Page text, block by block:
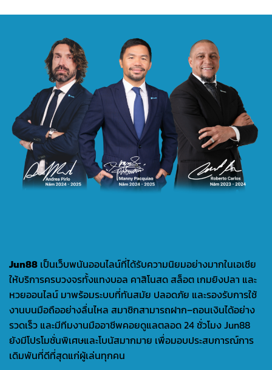
Jun88 เป็นเว็บพนันออนไลน์ที่ได้รับความนิยมอย่างมากในเอเชีย
ให้บริการครบวงจรทั้งแทงบอล คาสิโนสด สล็อต เกมยิงปลา และ
หวยออนไลน์ มาพร้อมระบบที่ทันสมัย ปลอดภัย และรองรับการใช้
งานบนมือถืออย่างลื่นไหล สมาชิกสามารถฝาก–ถอนเงินได้อย่าง
รวดเร็ว และมีทีมงานมืออาชีพคอยดูแลตลอด 24 ชั่วโมง Jun88
ยังมีโปรโมชั่นพิเศษและโบนัสมากมาย เพื่อมอบประสบการณ์การ
เดิมพันที่ดีที่สุดแก่ผู้เล่นทุกคน